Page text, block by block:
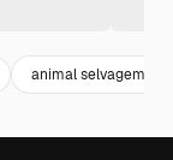
animal selvagem